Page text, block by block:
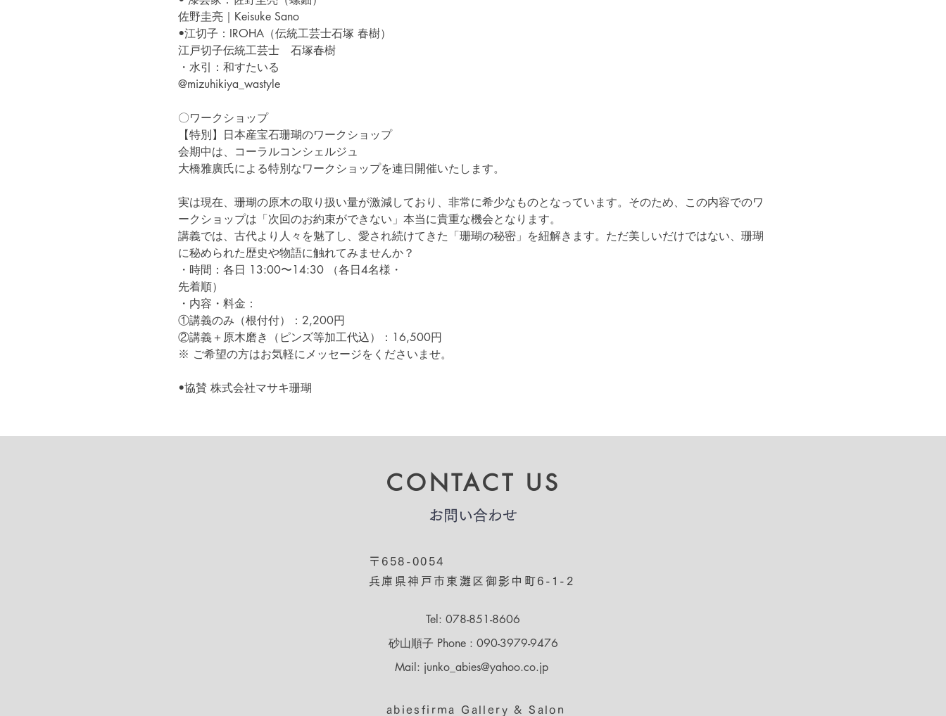
佐野圭亮｜Keisuke Sano
•江切子：IROHA（伝統工芸士石塚 春樹）
江戸切子伝統工芸士　石塚春樹
・水引：和すたいる
@mizuhikiya_wastyle
〇ワークショップ
【特別】日本産宝石珊瑚のワークショップ
会期中は、コーラルコンシェルジュ
大橋雅廣氏による特別なワークショップを連日開催いたします。
実は現在、珊瑚の原木の取り扱い量が激減しており、非常に希少なものとなっています。そのため、この内容でのワ
ークショップは「次回のお約束ができない」本当に貴重な機会となります。
講義では、古代より人々を魅了し、愛され続けてきた「珊瑚の秘密」を紐解きます。ただ美しいだけではない、珊瑚
に秘められた歴史や物語に触れてみませんか？
・時間：各日 13:00〜14:30 （各日4名様・
先着順）
・内容・料金：
①講義のみ（根付付）：2,200円
②講義＋原木磨き（ピンズ等加工代込）：16,500円
※ ご希望の方はお気軽にメッセージをくださいませ。
•協賛 株式会社マサキ珊瑚
CONTACT US
​お問い合わせ
〒658-0054
兵庫県神戸市東灘区御影中町6-1-2
Tel: 078-851-8606
砂山順子 Phone : 090-3979-9476
Mail: junko_abies@yahoo.co.jp
abiesfirma Gallery & Salon